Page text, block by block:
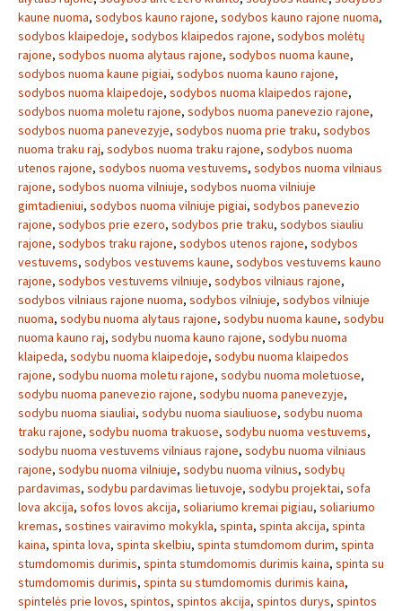
kaune nuoma, sodybos kauno rajone, sodybos kauno rajone nuoma,
sodybos klaipedoje, sodybos klaipedos rajone, sodybos molėtų
rajone, sodybos nuoma alytaus rajone, sodybos nuoma kaune,
sodybos nuoma kaune pigiai, sodybos nuoma kauno rajone,
sodybos nuoma klaipedoje, sodybos nuoma klaipedos rajone,
sodybos nuoma moletu rajone, sodybos nuoma panevezio rajone,
sodybos nuoma panevezyje, sodybos nuoma prie traku, sodybos
nuoma traku raj, sodybos nuoma traku rajone, sodybos nuoma
utenos rajone, sodybos nuoma vestuvems, sodybos nuoma vilniaus
rajone, sodybos nuoma vilniuje, sodybos nuoma vilniuje
gimtadieniui, sodybos nuoma vilniuje pigiai, sodybos panevezio
rajone, sodybos prie ezero, sodybos prie traku, sodybos siauliu
rajone, sodybos traku rajone, sodybos utenos rajone, sodybos
vestuvems, sodybos vestuvems kaune, sodybos vestuvems kauno
rajone, sodybos vestuvems vilniuje, sodybos vilniaus rajone,
sodybos vilniaus rajone nuoma, sodybos vilniuje, sodybos vilniuje
nuoma, sodybu nuoma alytaus rajone, sodybu nuoma kaune, sodybu
nuoma kauno raj, sodybu nuoma kauno rajone, sodybu nuoma
klaipeda, sodybu nuoma klaipedoje, sodybu nuoma klaipedos
rajone, sodybu nuoma moletu rajone, sodybu nuoma moletuose,
sodybu nuoma panevezio rajone, sodybu nuoma panevezyje,
sodybu nuoma siauliai, sodybu nuoma siauliuose, sodybu nuoma
traku rajone, sodybu nuoma trakuose, sodybu nuoma vestuvems,
sodybu nuoma vestuvems vilniaus rajone, sodybu nuoma vilniaus
rajone, sodybu nuoma vilniuje, sodybu nuoma vilnius, sodybų
pardavimas, sodybu pardavimas lietuvoje, sodybu projektai, sofa
lova akcija, sofos lovos akcija, soliariumo kremai pigiau, soliariumo
kremas, sostines vairavimo mokykla, spinta, spinta akcija, spinta
kaina, spinta lova, spinta skelbiu, spinta stumdomom durim, spinta
stumdomomis durimis, spinta stumdomomis durimis kaina, spinta su
stumdomomis durimis, spinta su stumdomomis durimis kaina,
spintelės prie lovos, spintos, spintos akcija, spintos durys, spintos